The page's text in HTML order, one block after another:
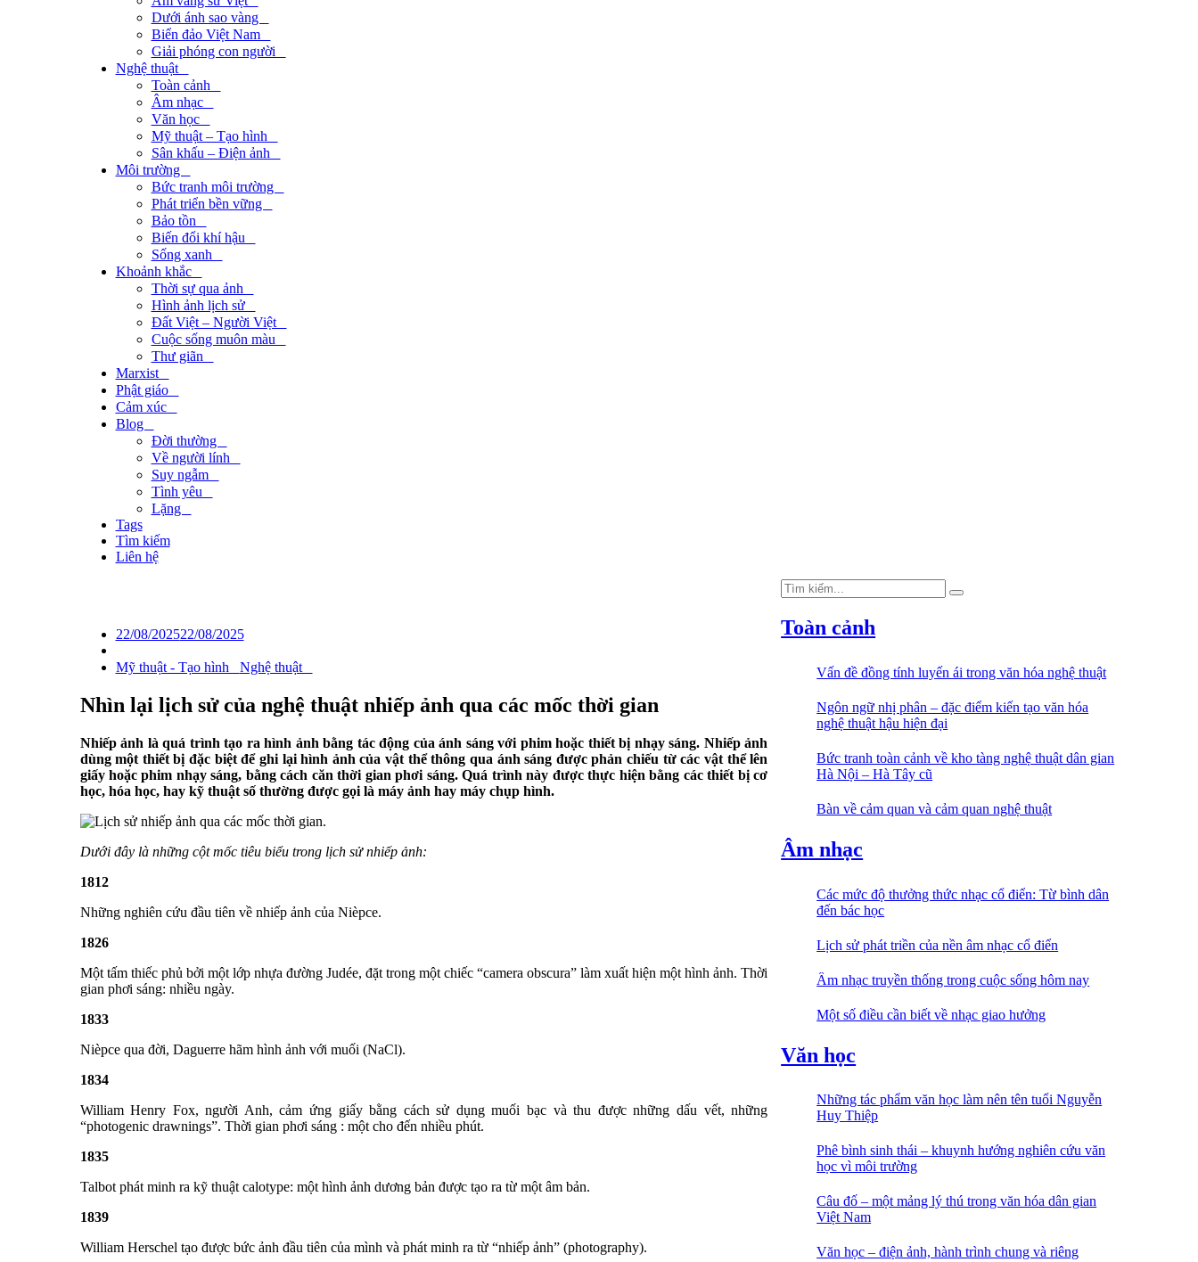
Dưới ánh sao vàng⠀
Biển đảo Việt Nam⠀
Giải phóng con người⠀
Nghệ thuật⠀
Toàn cảnh⠀
Âm nhạc⠀
Văn học⠀
Mỹ thuật – Tạo hình⠀
Sân khấu – Điện ảnh⠀
Môi trường⠀
Bức tranh môi trường⠀
Phát triển bền vững⠀
Bảo tồn⠀
Biến đổi khí hậu⠀
Sống xanh⠀
Khoảnh khắc⠀
Thời sự qua ảnh⠀
Hình ảnh lịch sử⠀
Đất Việt – Người Việt⠀
Cuộc sống muôn màu⠀
Thư giãn⠀
Marxist⠀
Phật giáo⠀
Cảm xúc⠀
Blog⠀
Đời thường⠀
Về người lính⠀
Suy ngẫm⠀
Tình yêu⠀
Lặng⠀
Tags
Tìm kiếm
Liên hệ
Posted
22/08/202522/08/2025
Mỹ thuật - Tạo hình⠀ Nghệ thuật⠀
Nhìn lại lịch sử của nghệ thuật nhiếp ảnh qua các mốc thời gian
Nhiếp ảnh là quá trình tạo ra hình ảnh bằng tác động của ánh sáng với phim hoặc thiết bị nhạy sáng. Nhiếp ảnh
dùng một thiết bị đặc biệt để ghi lại hình ảnh của vật thể thông qua ánh sáng được phản chiếu từ các vật thể lên
giấy hoặc phim nhạy sáng, bằng cách căn thời gian phơi sáng. Quá trình này được thực hiện bằng các thiết bị cơ
học, hóa học, hay kỹ thuật số thường được gọi là máy ảnh hay máy chụp hình.
Dưới đây là những cột mốc tiêu biểu trong lịch sử nhiếp ảnh:
1812
Những nghiên cứu đầu tiên về nhiếp ảnh của Nièpce.
1826
Một tấm thiếc phủ bởi một lớp nhựa đường Judée, đặt trong một chiếc “camera obscura” làm xuất hiện một hình ảnh. Thời
gian phơi sáng: nhiều ngày.
1833
Nièpce qua đời, Daguerre hãm hình ảnh với muối (NaCl).
1834
William Henry Fox, người Anh, cảm ứng giấy bằng cách sử dụng muối bạc và thu được những dấu vết, những
“photogenic drawnings”. Thời gian phơi sáng : một cho đến nhiều phút.
1835
Talbot phát minh ra kỹ thuật calotype: một hình ảnh dương bản được tạo ra từ một âm bản.
1839
William Herschel tạo được bức ảnh đầu tiên của mình và phát minh ra từ “nhiếp ảnh” (photography).
Tìm
kiếm
cho:
Tìm
Toàn cảnh
Vấn đề đồng tính luyến ái trong văn hóa nghệ thuật
Ngôn ngữ nhị phân – đặc điểm kiến tạo văn hóa
nghệ thuật hậu hiện đại
Bức tranh toàn cảnh về kho tàng nghệ thuật dân gian
Hà Nội – Hà Tây cũ
Bàn về cảm quan và cảm quan nghệ thuật
Âm nhạc
Các mức độ thưởng thức nhạc cổ điển: Từ bình dân
đến bác học
Lịch sử phát triền của nền âm nhạc cổ điển
Âm nhạc truyền thống trong cuộc sống hôm nay
Một số điều cần biết về nhạc giao hưởng
Văn học
Những tác phẩm văn học làm nên tên tuổi Nguyễn
Huy Thiệp
Phê bình sinh thái – khuynh hướng nghiên cứu văn
học vì môi trường
Câu đố – một mảng lý thú trong văn hóa dân gian
Việt Nam
Văn học – điện ảnh, hành trình chung và riêng